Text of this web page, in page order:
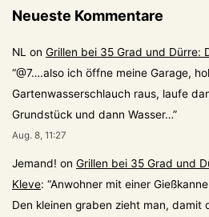
Neueste Kommentare
NL on Grillen bei 35 Grad und Dürre:
“@7….also ich öffne meine Garage,
Gartenwasserschlauch raus, laufe
Grundstück und dann Wasser…”
Aug. 8, 11:27
Jemand! on Grillen bei 35 Grad und
Kleve: “Anwohner mit einer
Den kleinen graben zieht man, damit